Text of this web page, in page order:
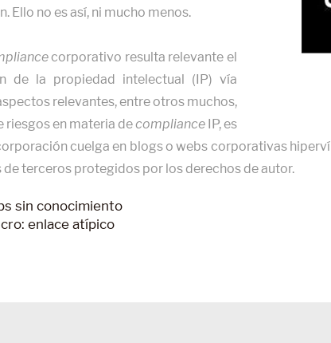
Ello no es así, ni mucho menos.
corporativo resulta relevante el
de la propiedad intelectual (IP) vía
relevantes, entre otros muchos,
riesgos en materia decompliance IP, es
cuelga en blogs o webs corporativas
terceros protegidos por los derechos de autor.
sin conocimiento
enlace atípico